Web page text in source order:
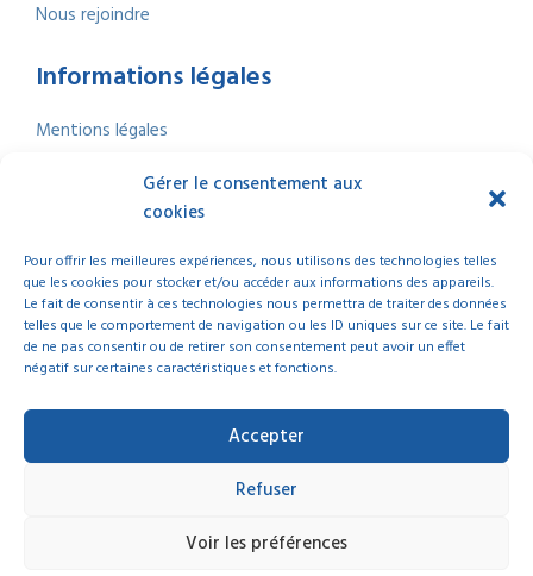
Gérer le consentement aux
cookies
Pour offrir les meilleures expériences, nous utilisons des technologies telles
que les cookies pour stocker et/ou accéder aux informations des appareils.
Le fait de consentir à ces technologies nous permettra de traiter des données
telles que le comportement de navigation ou les ID uniques sur ce site. Le fait
de ne pas consentir ou de retirer son consentement peut avoir un effet
négatif sur certaines caractéristiques et fonctions.
Accepter
Refuser
Voir les préférences
Nous rejoindre
Informations légales
Mentions légales
Politique de cookies
Nous contacter
Index Égalité professionnelle2025
© 2025 La Ligue de l’Enseignement Nouvelle-Aquitaine | Tous droits réservés